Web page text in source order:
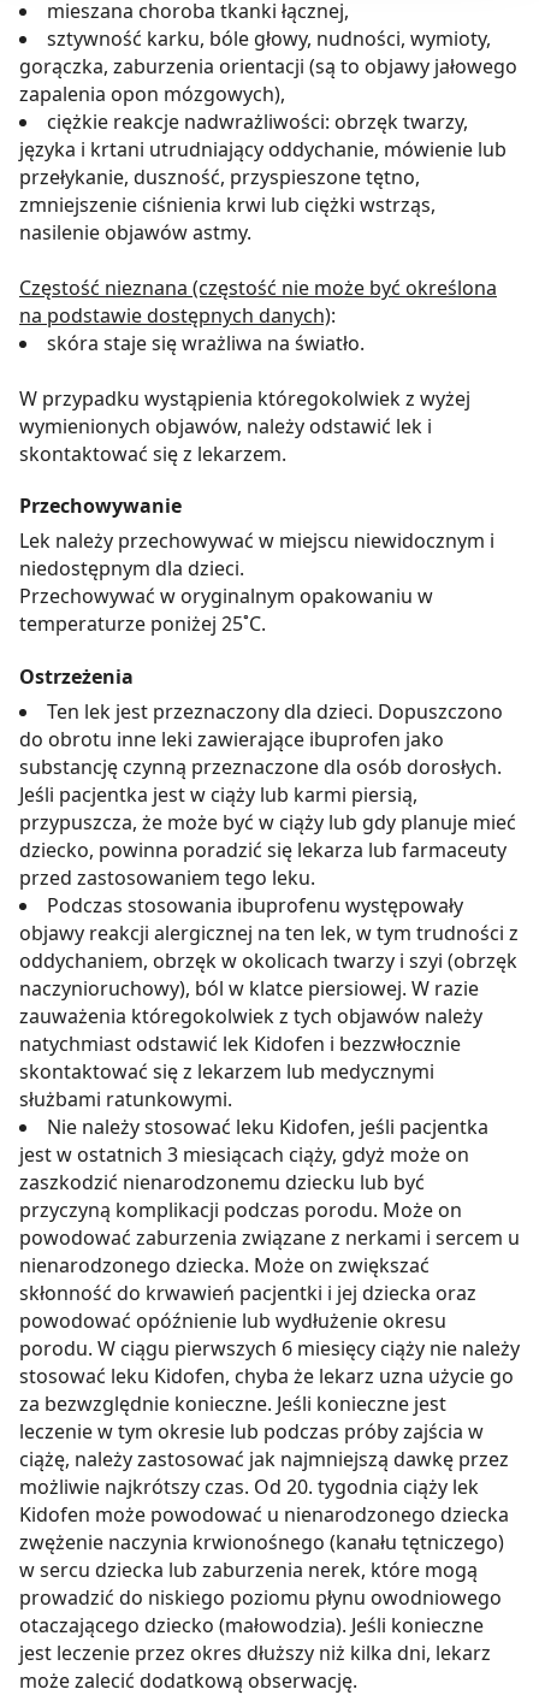
będzie oznaczało, że nie wyrażasz zgody na
pozyskiwanie od Ciebie danych, które nie są niezbędne
dla funkcjonowania Strony. Będzie się to jednak wiązało
z brakiem dostępu do wszystkich funkcjonalności
Strony.
mieszana choroba tkanki łącznej,
sztywność karku, bóle głowy, nudności, wymioty,
gorączka, zaburzenia orientacji (są to objawy jałowego
zapalenia opon mózgowych),
ciężkie reakcje nadwrażliwości: obrzęk twarzy,
języka i krtani utrudniający oddychanie, mówienie lub
przełykanie, duszność, przyspieszone tętno,
zmniejszenie ciśnienia krwi lub ciężki wstrząs,
nasilenie objawów astmy.
Częstość nieznana (częstość nie może być określona
na podstawie dostępnych danych):
skóra staje się wrażliwa na światło.
W przypadku wystąpienia któregokolwiek z wyżej
wymienionych objawów, należy odstawić lek i
skontaktować się z lekarzem.
Przechowywanie
Lek należy przechowywać w miejscu niewidocznym i
niedostępnym dla dzieci.
Przechowywać w oryginalnym opakowaniu w
temperaturze poniżej 25˚C.
Ostrzeżenia
Ten lek jest przeznaczony dla dzieci. Dopuszczono
do obrotu inne leki zawierające ibuprofen jako
substancję czynną przeznaczone dla osób dorosłych.
Jeśli pacjentka jest w ciąży lub karmi piersią,
przypuszcza, że może być w ciąży lub gdy planuje mieć
dziecko, powinna poradzić się lekarza lub farmaceuty
przed zastosowaniem tego leku.
Podczas stosowania ibuprofenu występowały
objawy reakcji alergicznej na ten lek, w tym trudności z
oddychaniem, obrzęk w okolicach twarzy i szyi (obrzęk
naczynioruchowy), ból w klatce piersiowej. W razie
zauważenia któregokolwiek z tych objawów należy
natychmiast odstawić lek Kidofen i bezzwłocznie
skontaktować się z lekarzem lub medycznymi
służbami ratunkowymi.
Nie należy stosować leku Kidofen, jeśli pacjentka
jest w ostatnich 3 miesiącach ciąży, gdyż może on
zaszkodzić nienarodzonemu dziecku lub być
przyczyną komplikacji podczas porodu. Może on
powodować zaburzenia związane z nerkami i sercem u
nienarodzonego dziecka. Może on zwiększać
skłonność do krwawień pacjentki i jej dziecka oraz
powodować opóźnienie lub wydłużenie okresu
porodu. W ciągu pierwszych 6 miesięcy ciąży nie należy
stosować leku Kidofen, chyba że lekarz uzna użycie go
za bezwzględnie konieczne. Jeśli konieczne jest
leczenie w tym okresie lub podczas próby zajścia w
ciążę, należy zastosować jak najmniejszą dawkę przez
możliwie najkrótszy czas. Od 20. tygodnia ciąży lek
Kidofen może powodować u nienarodzonego dziecka
zwężenie naczynia krwionośnego (kanału tętniczego)
w sercu dziecka lub zaburzenia nerek, które mogą
prowadzić do niskiego poziomu płynu owodniowego
otaczającego dziecko (małowodzia). Jeśli konieczne
jest leczenie przez okres dłuższy niż kilka dni, lekarz
może zalecić dodatkową obserwację.